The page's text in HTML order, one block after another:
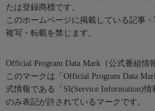
たは登録商標です。
このホームページに掲載している記事
複写・転載を禁じます。
Official Program Data Mark（公式番組情
このマークは「Official Program Data
式情報である「SI(Service Information)
のみ表記が許されているマークです。